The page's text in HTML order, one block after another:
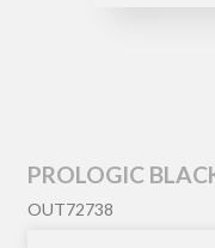
PROLOGIC
OUT72738